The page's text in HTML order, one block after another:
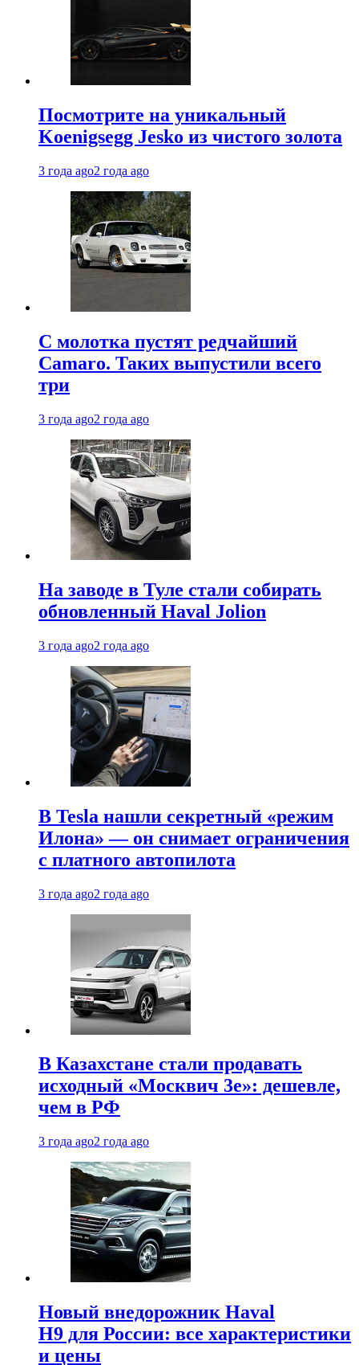
Посмотрите на уникальный
Koenigsegg Jesko из чистого золота
3 года ago2 года ago
С молотка пустят редчайший
Camaro. Таких выпустили всего
три
3 года ago2 года ago
На заводе в Туле стали собирать
обновленный Haval Jolion
3 года ago2 года ago
В Tesla нашли секретный «режим
Илона» — он снимает ограничения
с платного автопилота
3 года ago2 года ago
В Казахстане стали продавать
исходный «Москвич 3e»: дешевле,
чем в РФ
3 года ago2 года ago
Новый внедорожник Haval
H9 для России: все характеристики
и цены